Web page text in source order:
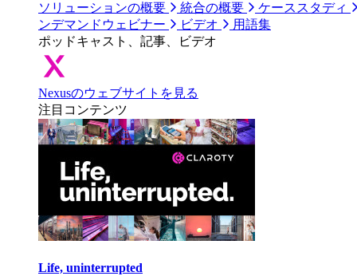
ソリューションの概要
統合の概要
ケーススタディ
ンデマンドウェビナー
ビデオ
用語集
ポッドキャスト、記事、ビデオ
Nexusのウェブサイトを見る
注目コンテンツ
Life, uninterrupted